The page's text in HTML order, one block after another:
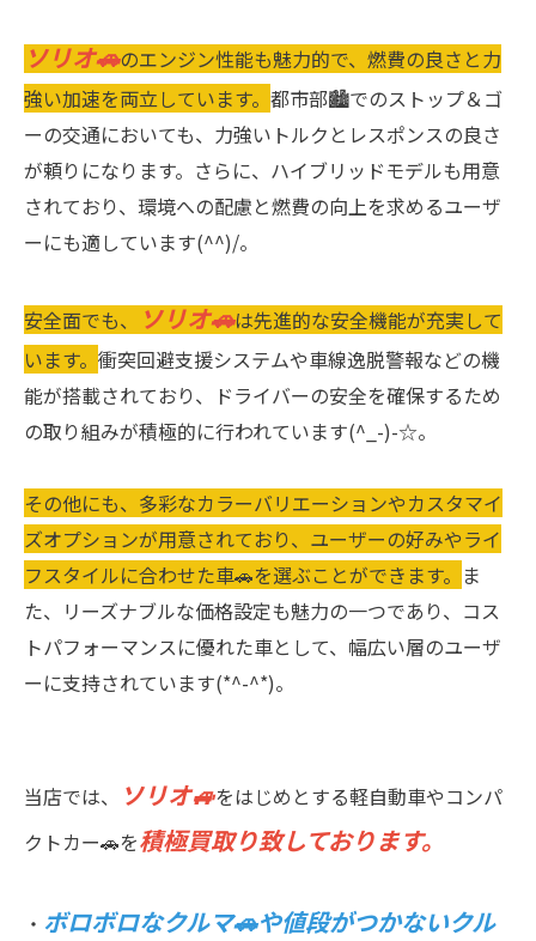
ソリオ🚗のエンジン性能も魅力的で、燃費の良さと力
強い加速を両立しています。 都市部🏙でのストップ＆ゴ
ーの交通においても、力強いトルクとレスポンスの良さ
が頼りになります。さらに、ハイブリッドモデルも用意
されており、環境への配慮と燃費の向上を求めるユーザ
ーにも適しています(^^)/。
安全面でも、 ソリオ🚗は先進的な安全機能が充実して
います。 衝突回避支援システムや車線逸脱警報などの機
能が搭載されており、ドライバーの安全を確保するため
の取り組みが積極的に行われています(^_-)-☆。
その他にも、多彩なカラーバリエーションやカスタマイ
ズオプションが用意されており、ユーザーの好みやライ
フスタイルに合わせた車🚗を選ぶことができます。 ま
た、リーズナブルな価格設定も魅力の一つであり、コス
トパフォーマンスに優れた車として、幅広い層のユーザ
ーに支持されています(*^-^*)。
当店では、 ソリオ🚙をはじめとする軽自動車やコンパ
クトカー🚗を積極買取り致しております。
・ ボロボロなクルマ🚗や値段がつかないクル